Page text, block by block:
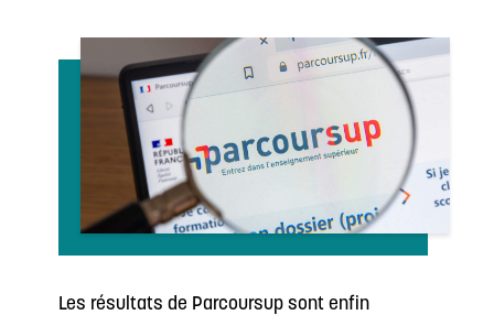
Les résultats de Parcoursup sont enfin